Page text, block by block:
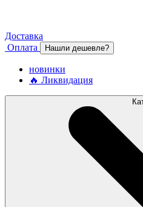
Доставка
Оплата
Нашли дешевле?
новинки
🔥 Ликвидация